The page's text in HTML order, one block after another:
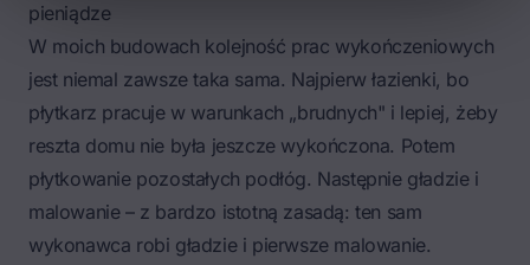
pieniądze
W moich budowach kolejność prac wykończeniowych
jest niemal zawsze taka sama. Najpierw łazienki, bo
płytkarz pracuje w warunkach „brudnych" i lepiej, żeby
reszta domu nie była jeszcze wykończona. Potem
płytkowanie pozostałych podłóg. Następnie gładzie i
malowanie – z bardzo istotną zasadą: ten sam
wykonawca robi gładzie i pierwsze malowanie.